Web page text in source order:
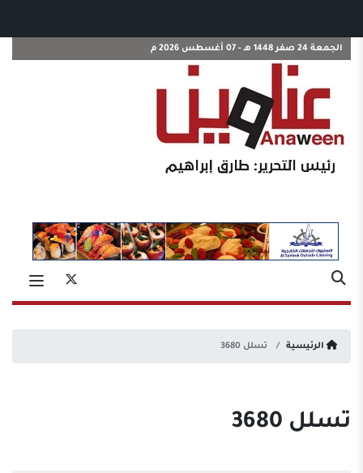
الجمعة 24 صفر 1448 هـ - 07 أغسطس 2026 م
الرئيسية تسلل 3680
تسلل 3680